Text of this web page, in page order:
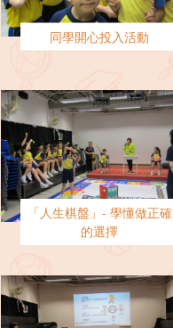
同學開心投入活動
「人生棋盤」- 學懂做正確
的選擇